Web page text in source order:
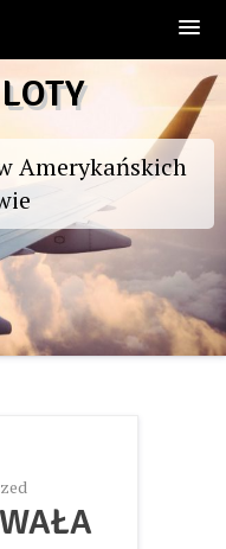
Amerykańskich